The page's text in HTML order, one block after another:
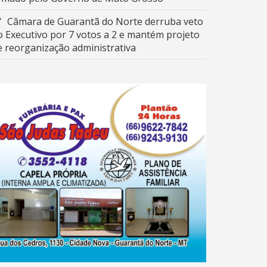
Câmara de Guarantã do Norte derruba veto
Executivo por 7 votos a 2 e mantém projeto
reorganização administrativa